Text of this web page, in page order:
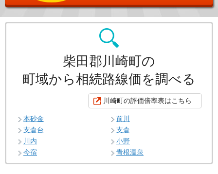
柴田郡川崎町の
町域から相続路線価を調べる
川崎町の評価倍率表はこちら
本砂金
前川
支倉台
支倉
川内
小野
今宿
青根温泉